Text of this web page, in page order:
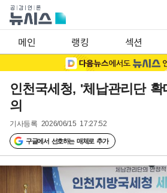
메인 랭킹 섹션
인천국세청, '체납관리단
의
기사등록 2026/06/15 17:27:52
구글에서 선호하는 매체로 추가